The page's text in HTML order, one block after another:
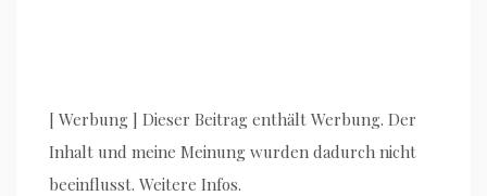
[ Werbung ] Dieser Beitrag enthält Werbung. Der
Inhalt und meine Meinung wurden dadurch nicht
beeinflusst. Weitere Infos.